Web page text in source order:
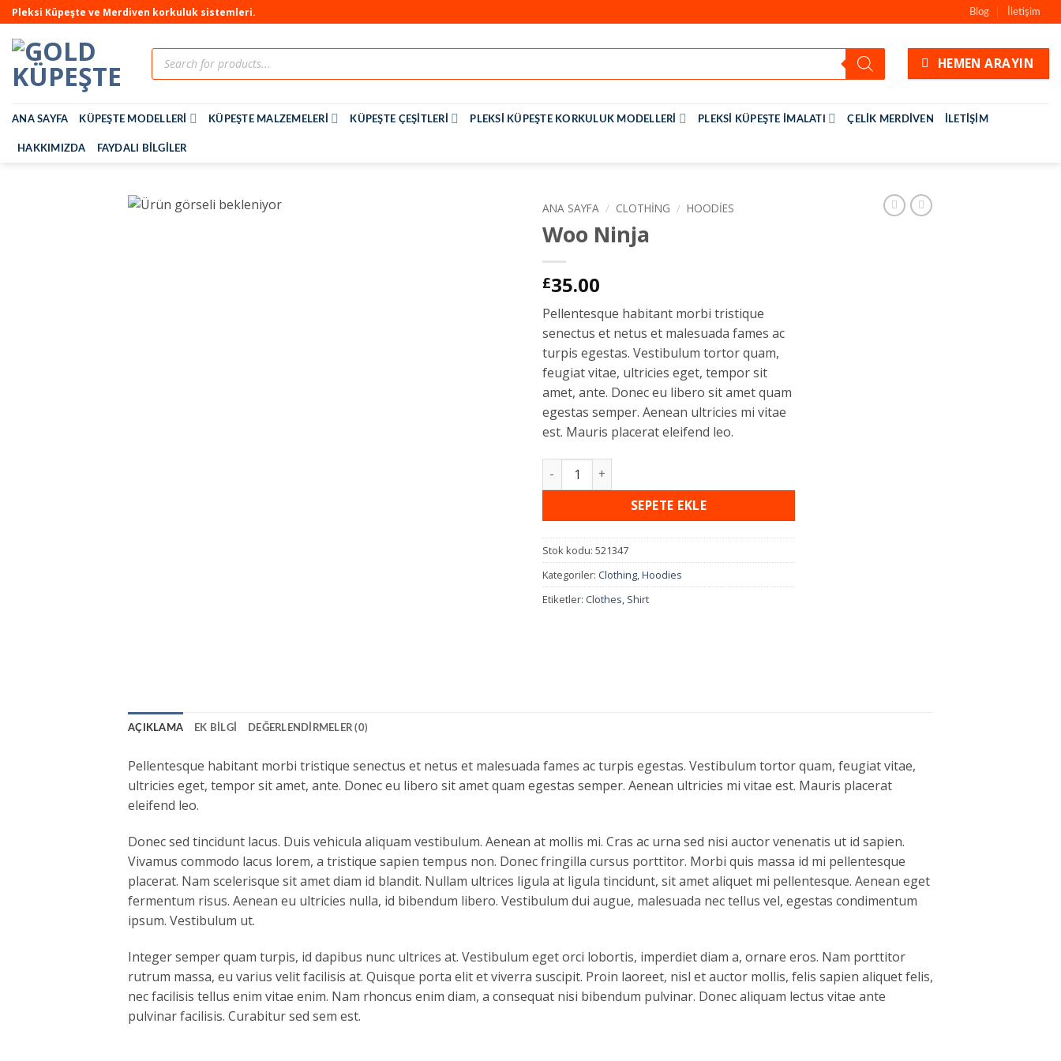
Pleksi Küpeşte ve Merdiven korkuluk sistemleri. Blog İletişim
HEMEN ARAYIN
ANA SAYFA KÜPEŞTE MODELLERI KÜPEŞTE MALZEMELERI KÜPEŞTE ÇEŞITLERI PLEKSI KÜPEŞTE KORKULUK MODELLERI PLEKSI KÜPEŞTE İMALATI ÇELIK MERDIVEN İLETIŞIM
HAKKIMIZDA FAYDALI BILGILER
ANA SAYFA / CLOTHING / HOODIES
Woo Ninja
£35.00
Pellentesque habitant morbi tristique
senectus et netus et malesuada fames ac
turpis egestas. Vestibulum tortor quam,
feugiat vitae, ultricies eget, tempor sit
amet, ante. Donec eu libero sit amet quam
egestas semper. Aenean ultricies mi vitae
est. Mauris placerat eleifend leo.
SEPETE EKLE
Stok kodu: 521347
Kategoriler: Clothing Hoodies
Etiketler: Clothes Shirt
AÇIKLAMA EK BILGI DEĞERLENDIRMELER (0)
Pellentesque habitant morbi tristique senectus et netus et malesuada fames ac turpis egestas. Vestibulum tortor quam, feugiat vitae,
ultricies eget, tempor sit amet, ante. Donec eu libero sit amet quam egestas semper. Aenean ultricies mi vitae est. Mauris placerat
eleifend leo.
Donec sed tincidunt lacus. Duis vehicula aliquam vestibulum. Aenean at mollis mi. Cras ac urna sed nisi auctor venenatis ut id sapien.
Vivamus commodo lacus lorem, a tristique sapien tempus non. Donec fringilla cursus porttitor. Morbi quis massa id mi pellentesque
placerat. Nam scelerisque sit amet diam id blandit. Nullam ultrices ligula at ligula tincidunt, sit amet aliquet mi pellentesque. Aenean eget
fermentum risus. Aenean eu ultricies nulla, id bibendum libero. Vestibulum dui augue, malesuada nec tellus vel, egestas condimentum
ipsum. Vestibulum ut.
Integer semper quam turpis, id dapibus nunc ultrices at. Vestibulum eget orci lobortis, imperdiet diam a, ornare eros. Nam porttitor
rutrum massa, eu varius velit facilisis at. Quisque porta elit et viverra suscipit. Proin laoreet, nisl et auctor mollis, felis sapien aliquet felis,
nec facilisis tellus enim vitae enim. Nam rhoncus enim diam, a consequat nisi bibendum pulvinar. Donec aliquam lectus vitae ante
pulvinar facilisis. Curabitur sed sem est.